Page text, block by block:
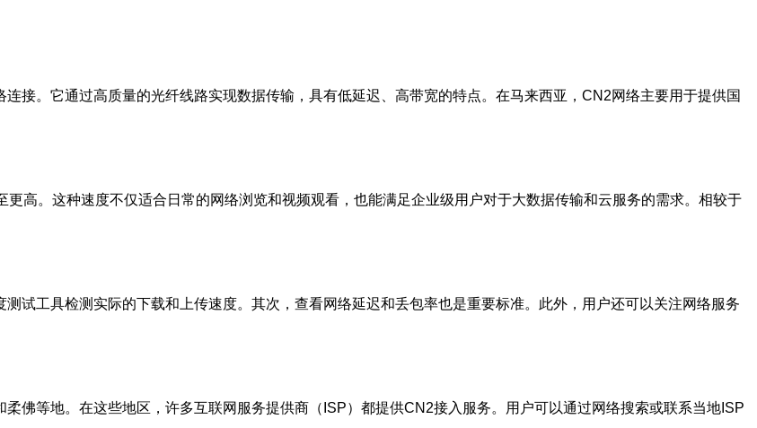
接。它通过高质量的光纤线路实现数据传输，具有低延迟、高带宽的特点。在马来西亚，CN2网络主要用于提供国
高。这种速度不仅适合日常的网络浏览和视频观看，也能满足企业级用户对于大数据传输和云服务的需求。相较于
试工具检测实际的下载和上传速度。其次，查看网络延迟和丢包率也是重要标准。此外，用户还可以关注网络服务
佛等地。在这些地区，许多互联网服务提供商（ISP）都提供CN2接入服务。用户可以通过网络搜索或联系当地ISP